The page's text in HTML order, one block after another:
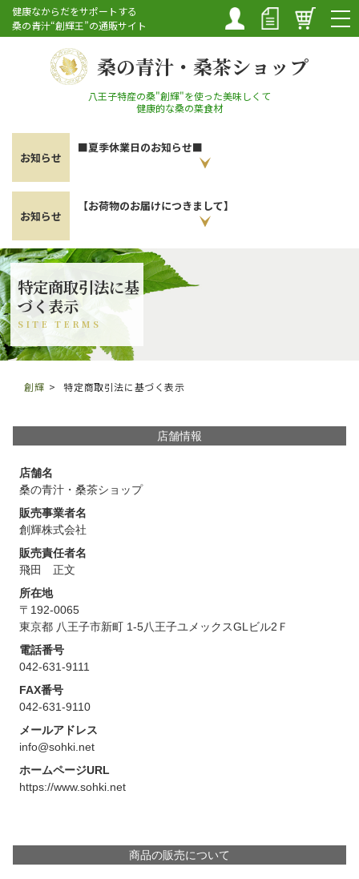
健康なからだをサポートする
桑の青汁“創輝王”の通販サイト
マイペ
ージ
新規会
員登録
カート
桑の青汁・桑茶ショップ
八王子特産の桑"創輝"を使った美味しくて
健康的な桑の葉食材
TOP
創輝の魅力
商品一覧 (購入)
初めての方へ
知恵袋・レシピ
お客様の声
よくある質問
特定商取引法に基づく表記
プライバシーポリシー
土日祝日：FAX・インターネットのみ対応
お知らせ
■夏季休業日のお知らせ■
お知らせ
【お荷物のお届けにつきまして】
ヤマト運輸ホームページ
特定商取引法に基
づく表示
SITE TERMS
創輝 特定商取引法に基づく表示
店舗情報
店舗名
桑の青汁・桑茶ショップ
販売事業者名
創輝株式会社
販売責任者名
飛田 正文
所在地
〒192-0065
東京都 八王子市新町 1-5八王子ユメックスGLビル2Ｆ
電話番号
042-631-9111
FAX番号
042-631-9110
メールアドレス
info@sohki.net
ホームページURL
https://www.sohki.net
商品の販売について